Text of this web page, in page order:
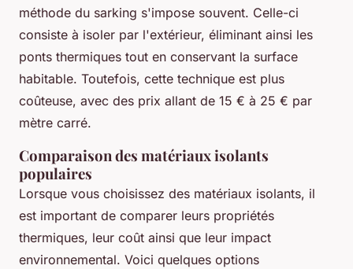
méthode du sarking s'impose souvent. Celle-ci
consiste à isoler par l'extérieur, éliminant ainsi les
ponts thermiques tout en conservant la surface
habitable. Toutefois, cette technique est plus
coûteuse, avec des prix allant de 15 € à 25 € par
mètre carré.
Comparaison des matériaux isolants
populaires
Lorsque vous choisissez des matériaux isolants, il
est important de comparer leurs propriétés
thermiques, leur coût ainsi que leur impact
environnemental. Voici quelques options